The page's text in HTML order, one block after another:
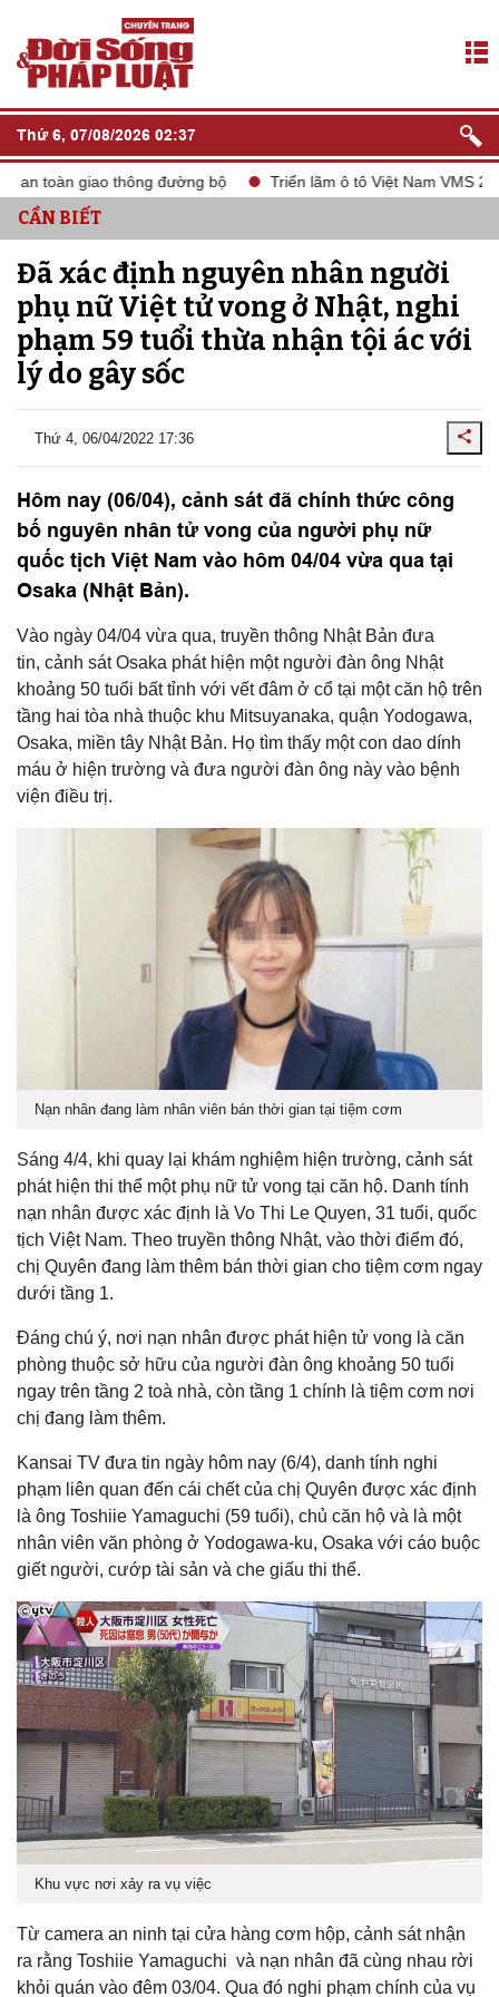
Thứ 6, 07/08/2026 02:37
toàn giao thông đường bộ Triển lãm ô tô Việt Nam VMS 2024
CẦN BIẾT
Đã xác định nguyên nhân người
phụ nữ Việt tử vong ở Nhật, nghi
phạm 59 tuổi thừa nhận tội ác với
lý do gây sốc
Thứ 4, 06/04/2022 17:36
Hôm nay (06/04), cảnh sát đã chính thức công
bố nguyên nhân tử vong của người phụ nữ
quốc tịch Việt Nam vào hôm 04/04 vừa qua tại
Osaka (Nhật Bản).
Vào ngày 04/04 vừa qua, truyền thông Nhật Bản đưa
tin, cảnh sát Osaka phát hiện một người đàn ông Nhật
khoảng 50 tuổi bất tỉnh với vết đâm ở cổ tại một căn hộ trên
tầng hai tòa nhà thuộc khu Mitsuyanaka, quận Yodogawa,
Osaka, miền tây Nhật Bản. Họ tìm thấy một con dao dính
máu ở hiện trường và đưa người đàn ông này vào bệnh
viện điều trị.
Nạn nhân đang làm nhân viên bán thời gian tại tiệm cơm
Sáng 4/4, khi quay lại khám nghiệm hiện trường, cảnh sát
phát hiện thi thể một phụ nữ tử vong tại căn hộ. Danh tính
nạn nhân được xác định là Vo Thi Le Quyen, 31 tuổi, quốc
tịch Việt Nam. Theo truyền thông Nhật, vào thời điểm đó,
chị Quyên đang làm thêm bán thời gian cho tiệm cơm ngay
dưới tầng 1.
Đáng chú ý, nơi nạn nhân được phát hiện tử vong là căn
phòng thuộc sở hữu của người đàn ông khoảng 50 tuổi
ngay trên tầng 2 toà nhà, còn tầng 1 chính là tiệm cơm nơi
chị đang làm thêm.
Kansai TV đưa tin ngày hôm nay (6/4), danh tính nghi
phạm liên quan đến cái chết của chị Quyên được xác định
là ông Toshiie Yamaguchi (59 tuổi), chủ căn hộ và là một
nhân viên văn phòng ở Yodogawa-ku, Osaka với cáo buộc
giết người, cướp tài sản và che giấu thi thể.
Khu vực nơi xảy ra vụ việc
Từ camera an ninh tại cửa hàng cơm hộp, cảnh sát nhận
ra rằng Toshiie Yamaguchi và nạn nhân đã cùng nhau rời
khỏi quán vào đêm 03/04. Qua đó nghi phạm chính của vụ